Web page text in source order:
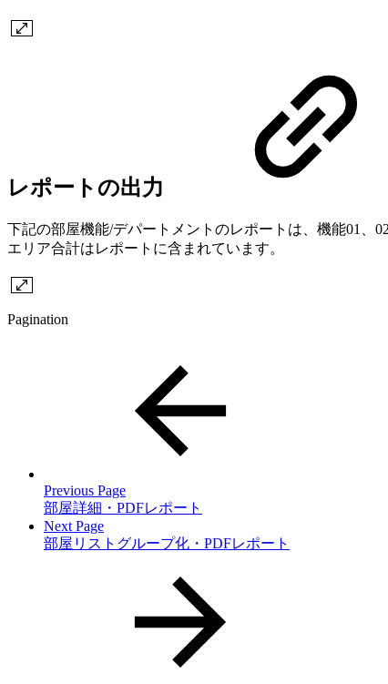
レポートの出力
下記の部屋機能/デパートメントのレポートは、機能01、
エリア合計はレポートに含まれています。
Pagination
Previous Page
部屋詳細・PDFレポート
Next Page
部屋リストグループ化・PDFレポート